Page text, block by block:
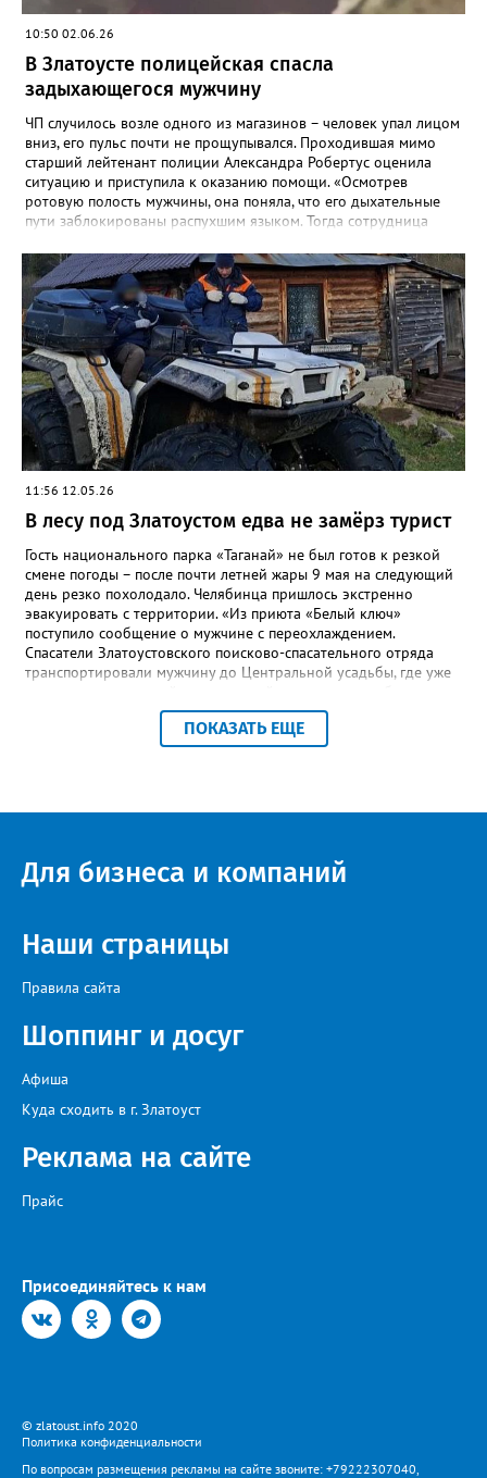
10:50 02.06.26
В Златоусте полицейская спасла
задыхающегося мужчину
ЧП случилось возле одного из магазинов – человек упал лицом
вниз, его пульс почти не прощупывался. Проходившая мимо
старший лейтенант полиции Александра Робертус оценила
ситуацию и приступила к оказанию помощи. «Осмотрев
ротовую полость мужчины, она поняла, что его дыхательные
пути заблокированы распухшим языком. Тогда сотрудница
аккуратно вставила её в рот и зафиксировала язык. Воздух
снова пошел в лёгкие – человек задышал. Полицейский
удерживала его в таком положении до приезда скорой», -
рассказали в златоустовском ОМВД. Пострадавшего доставили
в больницу с ушибами. Руководство ГУ МВД и
Законодательное собрание области решают вопрос о
награждении Александры Робертус.
11:56 12.05.26
В лесу под Златоустом едва не замёрз турист
Гость национального парка «Таганай» не был готов к резкой
смене погоды – после почти летней жары 9 мая на следующий
день резко похолодало. Челябинца пришлось экстренно
эвакуировать с территории. «Из приюта «Белый ключ»
поступило сообщение о мужчине с переохлаждением.
Спасатели Златоустовского поисково-спасательного отряда
транспортировали мужчину до Центральной усадьбы, где уже
пресс-центре ПСС по Челябинской области. К счастью, это был
единственный инцидент за все праздничные выходные,
отметили в ПСС. Всего за время традиционного дежурства
были гости из Нижнего Тагила, Перми, Тюмени, Казани, Москвы,
ПОКАЗАТЬ ЕЩЕ
Для бизнеса и компаний
Наши страницы
Правила сайта
Шоппинг и досуг
Афиша
Куда сходить в г. Златоуст
Реклама на сайте
Прайс
Присоединяйтесь к нам
© zlatoust.info 2020
Политика конфиденциальности
По вопросам размещения рекламы на сайте звоните: +79222307040,